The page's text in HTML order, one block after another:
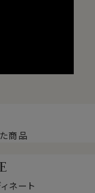
商品
ネート